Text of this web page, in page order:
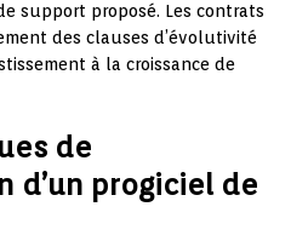
support proposé. Les contrats
des clauses d’évolutivité
à la croissance de
de
d’un progiciel de